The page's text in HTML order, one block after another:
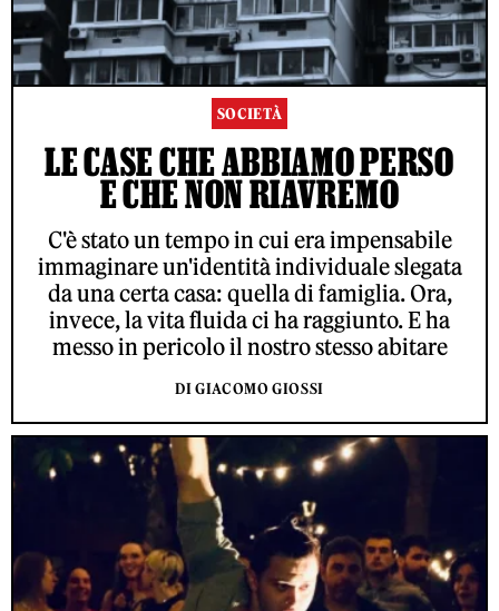
SOCIETÀ
LE CASE CHE ABBIAMO PERSO
E CHE NON RIAVREMO
C'è stato un tempo in cui era impensabile
immaginare un'identità individuale slegata
da una certa casa: quella di famiglia. Ora,
invece, la vita fluida ci ha raggiunto. E ha
messo in pericolo il nostro stesso abitare
DI GIACOMO GIOSSI